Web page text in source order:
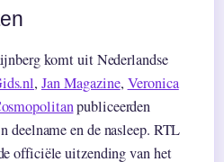
komt uit Nederlandse
, Jan Magazine, Veronica
publiceerden
deelname en de nasleep. RTL
officiële uitzending van het